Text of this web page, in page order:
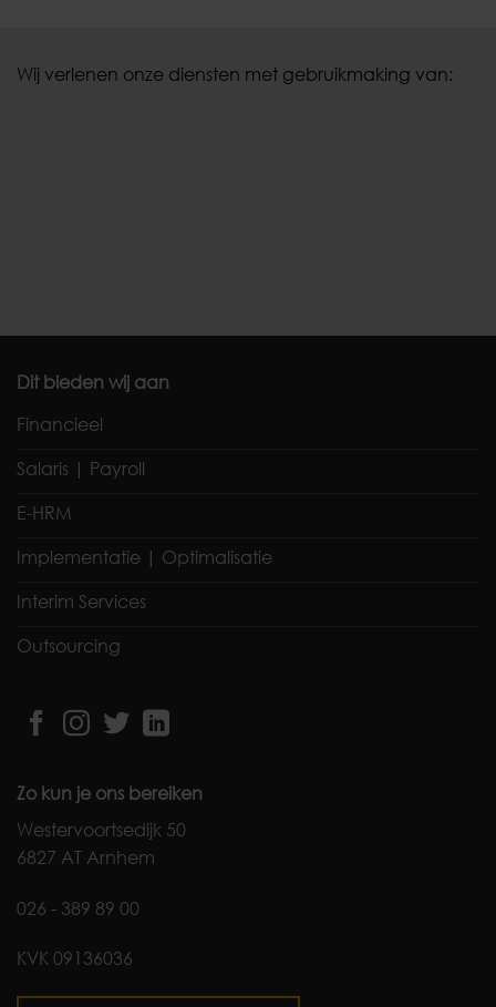
Wij verlenen onze diensten met gebruikmaking van:
Dit bieden wij aan
Financieel
Salaris | Payroll
E-HRM
Implementatie | Optimalisatie
Interim Services
Outsourcing
Zo kun je ons bereiken
Westervoortsedijk 50
6827 AT Arnhem
026 - 389 89 00
KVK 09136036